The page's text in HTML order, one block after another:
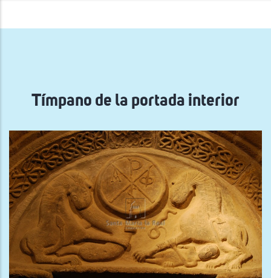
ayuda
Tímpano de la portada interior